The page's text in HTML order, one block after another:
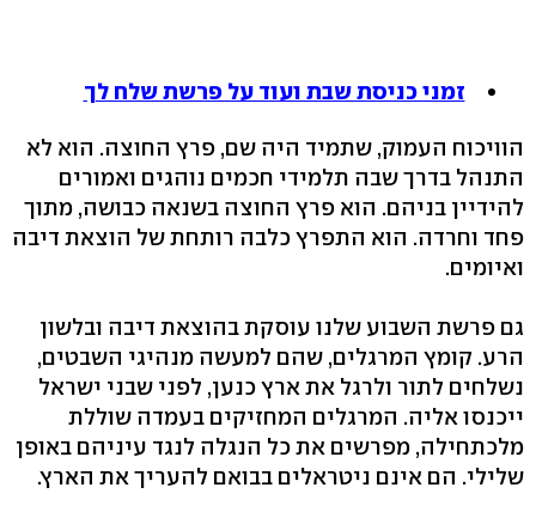
זמני כניסת שבת ועוד על פרשת שלח לך
הוויכוח העמוק, שתמיד היה שם, פרץ החוצה. הוא לא
התנהל בדרך שבה תלמידי חכמים נוהגים ואמורים
להידיין בניהם. הוא פרץ החוצה בשנאה כבושה, מתוך
פחד וחרדה. הוא התפרץ כלבה רותחת של הוצאת דיבה
ואיומים.
גם פרשת השבוע שלנו עוסקת בהוצאת דיבה ובלשון
הרע. קומץ המרגלים, שהם למעשה מנהיגי השבטים,
נשלחים לתור ולרגל את ארץ כנען, לפני שבני ישראל
ייכנסו אליה. המרגלים המחזיקים בעמדה שוללת
מלכתחילה, מפרשים את כל הנגלה לנגד עיניהם באופן
שלילי. הם אינם ניטראלים בבואם להעריך את הארץ.